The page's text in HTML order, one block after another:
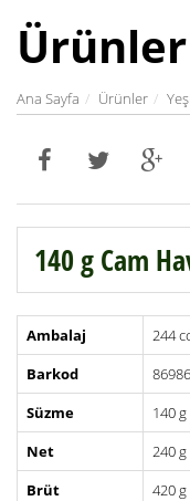
Ürünler
Ana Sayfa Ürünler
140 g Cam
Ambalaj
244
Barkod
Süzme
140 g
Net
240 g
Brüt
420 g